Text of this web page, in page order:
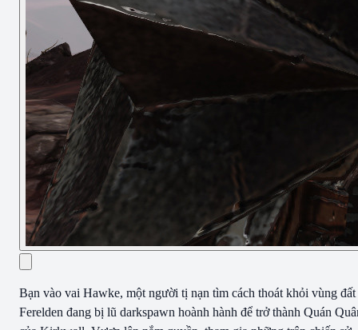
Bạn vào vai Hawke, một người tị nạn tìm cách thoát khỏi vùng đất
Ferelden đang bị lũ darkspawn hoành hành để trở thành Quán